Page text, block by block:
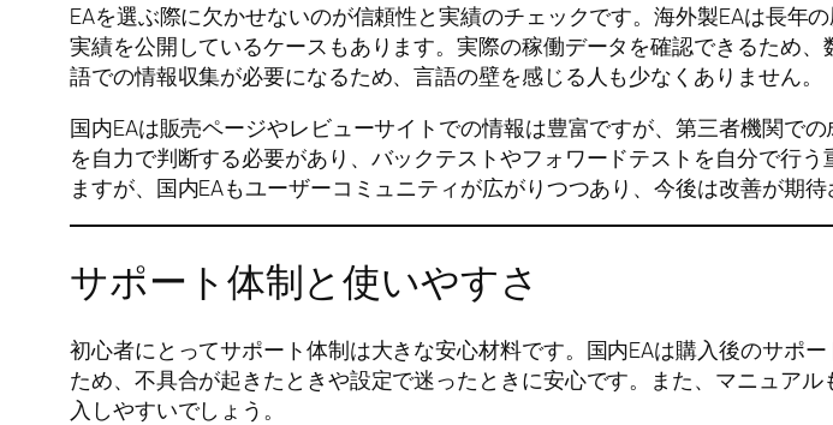
EAを選ぶ際に欠かせないのが信頼性と実績のチェックです。海外製EAは長
実績を公開しているケースもあります。実際の稼働データを確認できるため
語での情報収集が必要になるため、言語の壁を感じる人も少なくありません。
国内EAは販売ページやレビューサイトでの情報は豊富ですが、第三者機関で
を自力で判断する必要があり、バックテストやフォワードテストを自分で行
ますが、国内EAもユーザーコミュニティが広がりつつあり、今後は改善が期待
サポート体制と使いやすさ
初心者にとってサポート体制は大きな安心材料です。国内EAは購入後のサポ
ため、不具合が起きたときや設定で迷ったときに安心です。また、マニュア
入しやすいでしょう。